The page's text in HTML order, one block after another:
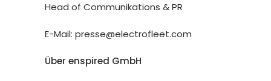
Head of Communikations & PR
E-Mail: presse@electrofleet.com
Über enspired GmbH